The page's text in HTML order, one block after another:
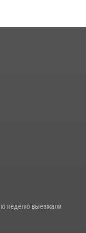
неделю выезжали